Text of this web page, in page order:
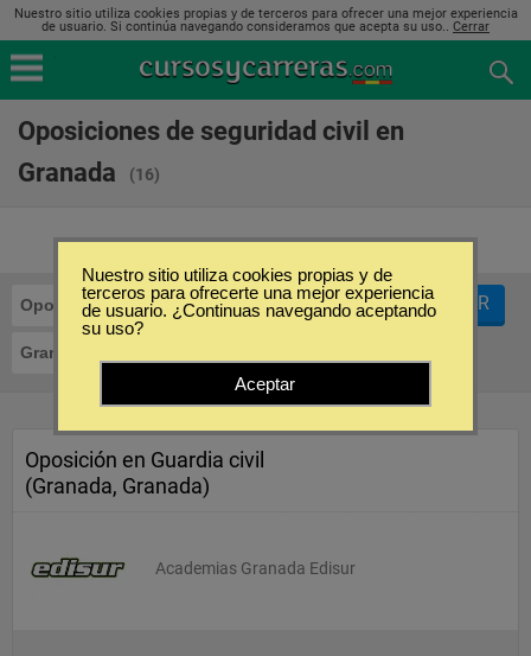
Nuestro sitio utiliza cookies propias y de terceros para ofrecer una mejor experiencia
de usuario. Si continúa navegando consideramos que acepta su uso.. Cerrar
Oposiciones de seguridad civil en
Granada
(16)
Oposiciones Seguridad Civil
Granada
FILTRAR
Oposición en Guardia civil
(Granada, Granada)
Academias Granada Edisur
Nuestro sitio utiliza cookies propias y de
terceros para ofrecerte una mejor experiencia
de usuario. ¿Continuas navegando aceptando
su uso?
Aceptar